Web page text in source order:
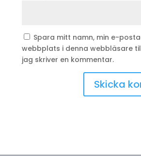
Spara mitt namn, min e-
webbplats i denna webbläsare
jag skriver en kommentar.